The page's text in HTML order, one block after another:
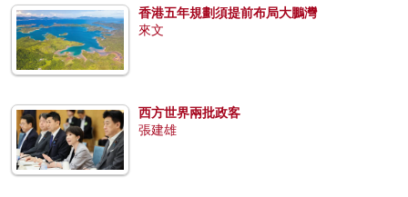
香港五年規劃須提前布局大鵬灣
來文
西方世界兩批政客
張建雄